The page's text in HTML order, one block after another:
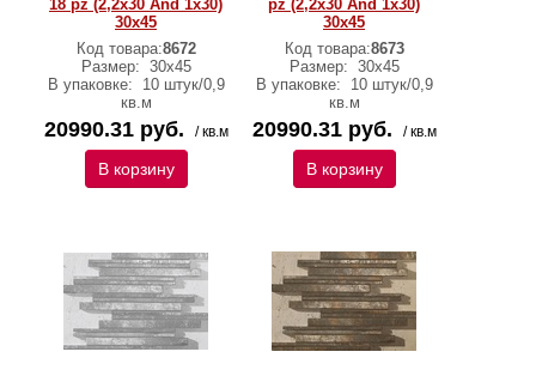
18 pz (2,2x30 And 1x30)
30x45
Код товара:8672
Размер: 30x45
В упаковке:
10 штук/0,9
кв.м
20990.31 руб. / кв.м
В корзину
pz (2,2x30 And 1x30)
30x45
Код товара:8673
Размер: 30x45
В упаковке:
10 штук/0,9
кв.м
20990.31 руб. / кв.м
В корзину